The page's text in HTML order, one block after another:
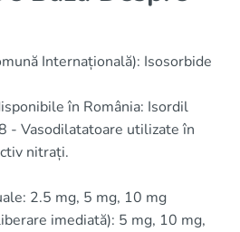
Internațională): Isosorbide
în România: Isordil
- Vasodilatatoare utilizate în
nitrați.
2.5 mg, 5 mg, 10 mg
imediată): 5 mg, 10 mg,